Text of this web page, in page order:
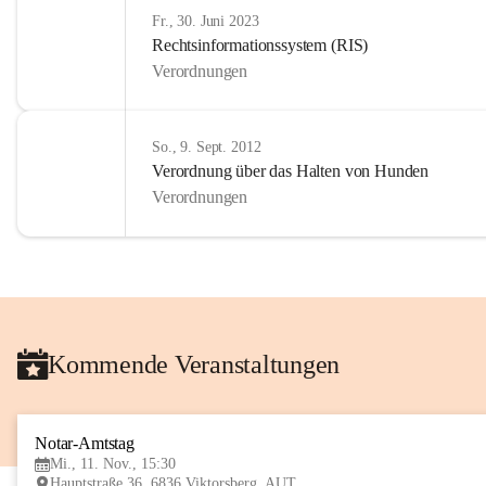
Fr., 30. Juni 2023
Rechtsinformationssystem (RIS)
Verordnungen
So., 9. Sept. 2012
Verordnung über das Halten von Hunden
Verordnungen
Kommende Veranstaltungen
Notar-Amtstag
Mi., 11. Nov., 15:30